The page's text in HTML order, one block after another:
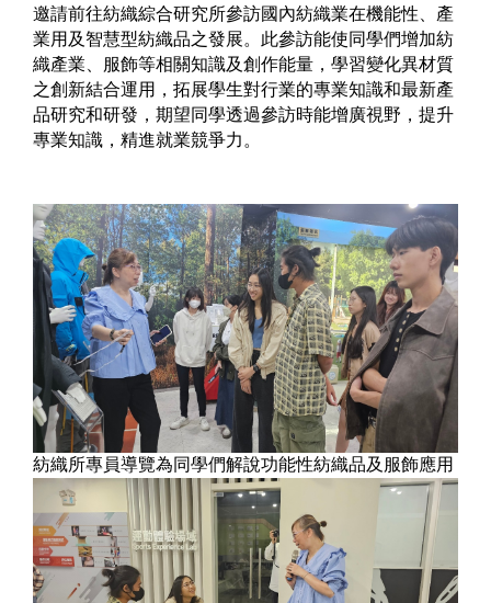
邀請前往紡織綜合研究所參訪國內紡織業在機能性、產
業用及智慧型紡織品之發展。此參訪能使同學們增加紡
織產業、服飾等相關知識及創作能量，學習變化異材質
之創新結合運用，拓展學生對行業的專業知識和最新產
品研究和研發，期望同學透過參訪時能增廣視野，提升
專業知識，精進就業競爭力。
紡織所專員導覽為同學們解說功能性紡織品及服飾應用